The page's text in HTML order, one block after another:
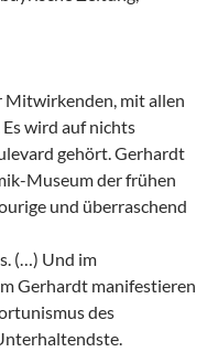
Mitwirkenden, mit allen
wird auf nichts
gehört. Gerhardt
Museum der frühen
und überraschend
(…) Und im
Gerhardt manifestieren
des